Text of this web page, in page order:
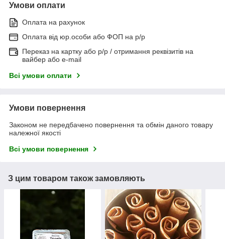
Умови оплати
Оплата на рахунок
Оплата від юр.особи або ФОП на р/р
Переказ на картку або р/р / отримання реквізитів на
вайбер або e-mail
Всі умови оплати
Умови повернення
Законом не передбачено повернення та обмін даного товару
належної якості
Всі умови повернення
З цим товаром також замовляють